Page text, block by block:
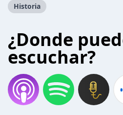
Historia
¿Donde
escuchar?